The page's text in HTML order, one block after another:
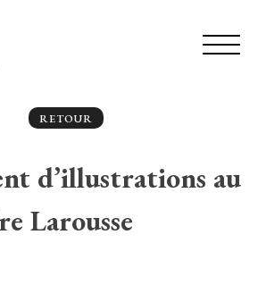
RETOUR
d’illustrations au
Larousse